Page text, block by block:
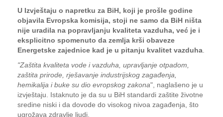
U Izvještaju o napretku za BiH, koji je prošle godine
objavila Evropska komisija, stoji ne samo da BiH ništa
nije uradila na popravljanju kvaliteta vazduha, već je i
eksplicitno spomenuto da zemlja krši obaveze
Energetske zajednice kad je u pitanju kvalitet vazduha
"Zaštita kvaliteta vode i vazduha, upravljanje otpadom,
zaštita prirode, rješavanje industrijskog zagađenja,
hemikalija i buke su dio evropskog zakona", naglašeno je u
izvještaju. Istaknuto je da su u BiH standardi zaštite životne
sredine niski i da dovode do visokog nivoa zagađenja, što
ugrožava zdravlje ljudi.